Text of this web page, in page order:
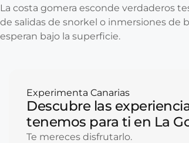
La costa gomera esconde verdaderos
de salidas de snorkel o inmersiones de
esperan bajo la superficie.
Experimenta Canarias
Descubre las
tenemos para ti en La
Te mereces disfrutarlo.